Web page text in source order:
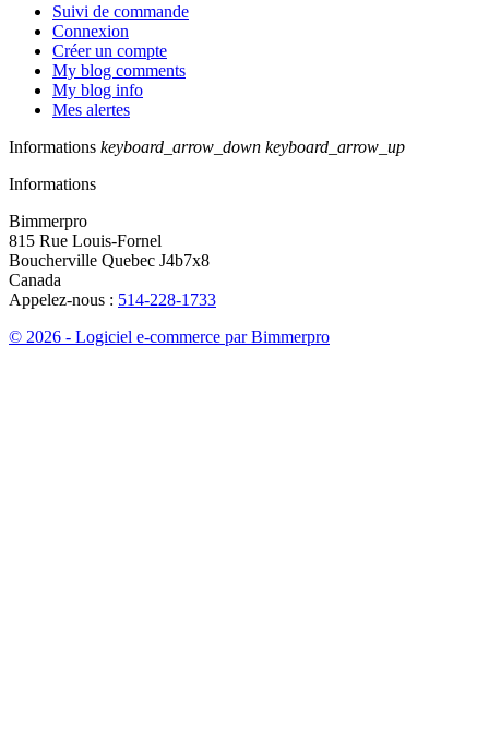
Suivi de commande
Connexion
Créer un compte
My blog comments
My blog info
Mes alertes
Informations keyboard_arrow_down keyboard_arrow_up
Informations
Bimmerpro
815 Rue Louis-Fornel
Boucherville Quebec J4b7x8
Canada
Appelez-nous : 514-228-1733
© 2026 - Logiciel e-commerce par Bimmerpro